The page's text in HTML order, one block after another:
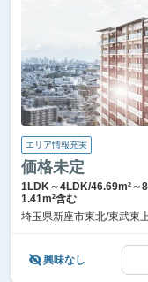
エリア情報充実
価格未定
1LDK～4LDK/46.69m²～
1.41m²含む
埼玉県新座市東北/東武東
興味なし